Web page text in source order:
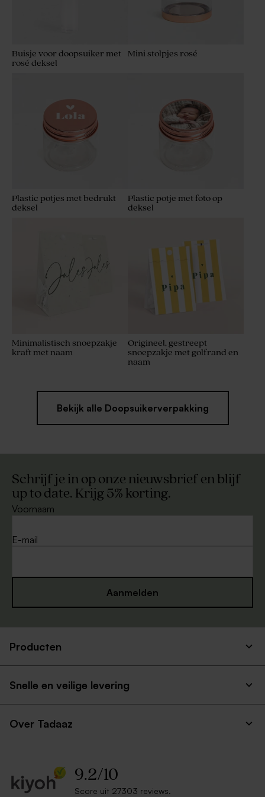
Buisje voor doopsuiker met
rosé deksel
Mini stolpjes rosé
Plastic potjes met bedrukt
deksel
Plastic potje met foto op
deksel
Minimalistisch snoepzakje
kraft met naam
Origineel, gestreept
snoepzakje met golfrand en
naam
Bekijk alle Doopsuikerverpakking
Schrijf je in op onze nieuwsbrief en blijf
up to date. Krijg 5% korting.
Voornaam
E-mail
Aanmelden
Producten
Snelle en veilige levering
Over Tadaaz
9.2/10
Score uit 27303 reviews.